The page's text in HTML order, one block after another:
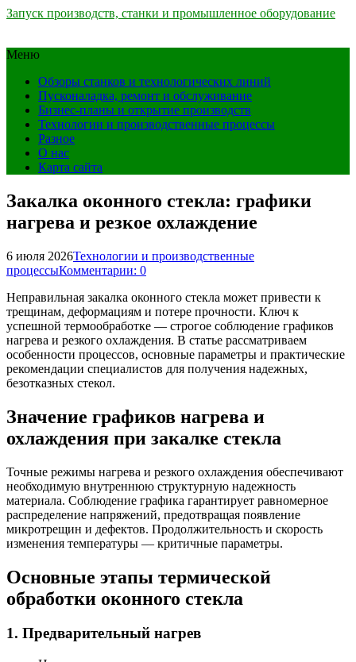
Запуск производств, станки и промышленное оборудование
Меню
Обзоры станков и технологических линий
Пусконаладка, ремонт и обслуживание
Бизнес-планы и открытие производств
Технологии и производственные процессы
Разное
О нас
Карта сайта
Закалка оконного стекла: графики
нагрева и резкое охлаждение
6 июля 2026Технологии и производственные
процессыКомментарии: 0
Неправильная закалка оконного стекла может привести к
трещинам, деформациям и потере прочности. Ключ к
успешной термообработке — строгое соблюдение графиков
нагрева и резкого охлаждения. В статье рассматриваем
особенности процессов, основные параметры и практические
рекомендации специалистов для получения надежных,
безотказных стекол.
Значение графиков нагрева и
охлаждения при закалке стекла
Точные режимы нагрева и резкого охлаждения обеспечивают
необходимую внутреннюю структурную надежность
материала. Соблюдение графика гарантирует равномерное
распределение напряжений, предотвращая появление
микротрещин и дефектов. Продолжительность и скорость
изменения температуры — критичные параметры.
Основные этапы термической
обработки оконного стекла
1. Предварительный нагрев